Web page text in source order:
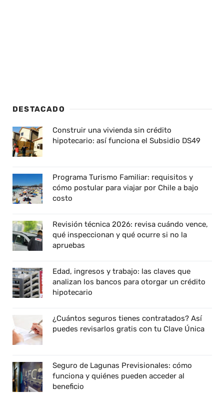
DESTACADO
Construir una vivienda sin crédito
hipotecario: así funciona el Subsidio DS49
Programa Turismo Familiar: requisitos y
cómo postular para viajar por Chile a bajo
costo
Revisión técnica 2026: revisa cuándo vence,
qué inspeccionan y qué ocurre si no la
apruebas
Edad, ingresos y trabajo: las claves que
analizan los bancos para otorgar un crédito
hipotecario
¿Cuántos seguros tienes contratados? Así
puedes revisarlos gratis con tu Clave Única
Seguro de Lagunas Previsionales: cómo
funciona y quiénes pueden acceder al
beneficio